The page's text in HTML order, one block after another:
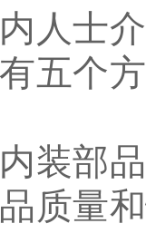
士介
五个
部品
质量